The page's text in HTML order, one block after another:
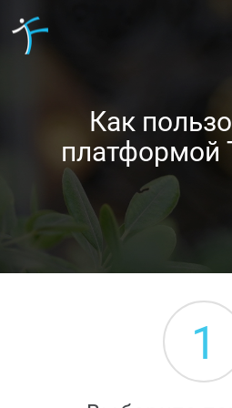
Терапевты
UA
Как
платформой
1